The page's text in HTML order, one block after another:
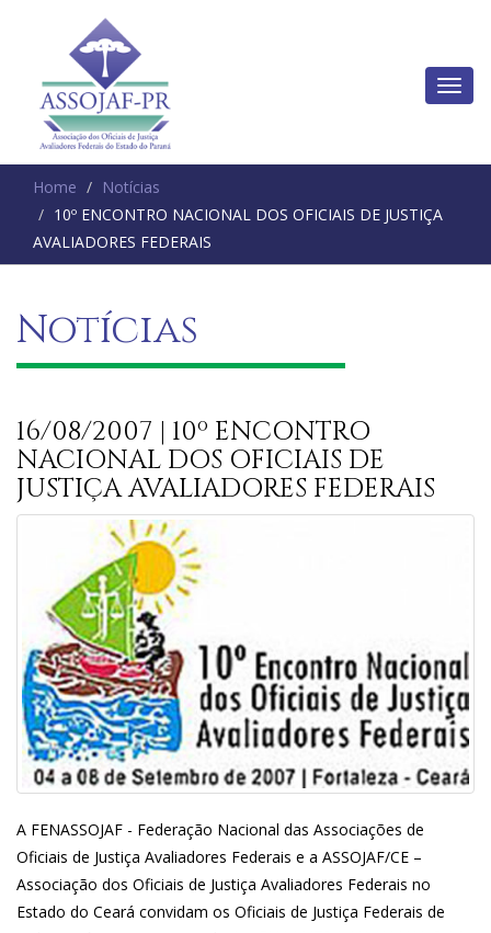
Home
Notícias
10º ENCONTRO NACIONAL DOS OFICIAIS DE JUSTIÇA
AVALIADORES FEDERAIS
Notícias
16/08/2007 | 10º ENCONTRO
NACIONAL DOS OFICIAIS DE
JUSTIÇA AVALIADORES FEDERAIS
A FENASSOJAF - Federação Nacional das Associações de
Oficiais de Justiça Avaliadores Federais e a ASSOJAF/CE –
Associação dos Oficiais de Justiça Avaliadores Federais no
Estado do Ceará convidam os Oficiais de Justiça Federais de